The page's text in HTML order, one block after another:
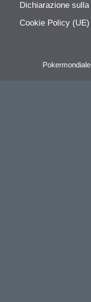
Dichiarazione
Cookie Policy (UE)